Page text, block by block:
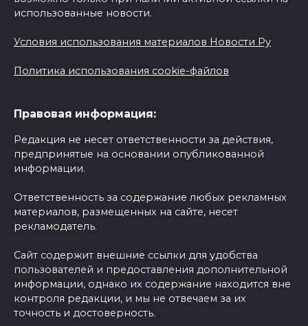
использованные новости.
Условия использования материалов Новости Ру
Политика использования cookie-файлов
Правовая информация:
Редакция не несет ответственности за действия,
предпринятые на основании опубликованной
информации.
Ответственность за содержание любых рекламных
материалов, размещенных на сайте, несет
рекламодатель.
Сайт содержит внешние ссылки для удобства
пользователей и предоставления дополнительной
информации, однако их содержание находится вне
контроля редакции, и мы не отвечаем за их
точность и достоверность.